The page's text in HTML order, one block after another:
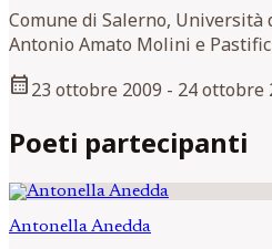
Comune di Salerno, Università
Antonio Amato Molini e
calendar_month23 ottobre 2009 - 24 ottobre
Poeti partecipanti
AntonellaAnedda